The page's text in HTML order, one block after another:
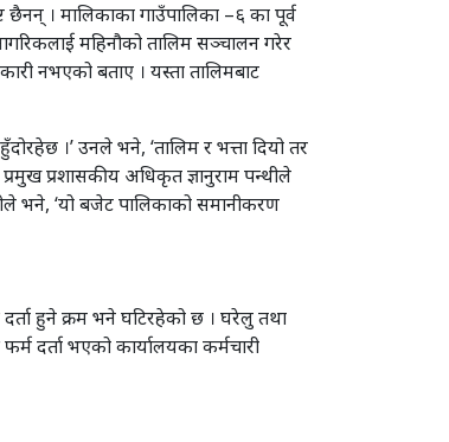
छैनन् । मालिकाका गाउँपालिका –६ का पूर्व
महिनौको तालिम सञ्चालन गरेर
नभएको बताए । यस्ता तालिमबाट
।’ उनले भने, ‘तालिम र भत्ता दियो तर
प्रशासकीय अधिकृत ज्ञानुराम पन्थीले
भने, ‘यो बजेट पालिकाको समानीकरण
हुने क्रम भने घटिरहेको छ । घरेलु तथा
दर्ता भएको कार्यालयका कर्मचारी